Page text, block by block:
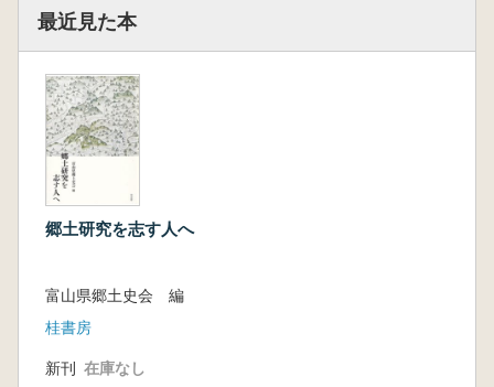
「明治三年の富山藩合寺事件」 栗三 直
隆…94
「裏日本」都市・富山の博覧会 ―一九三六
年開催富山市主催日満産業大博覧会について
― 尾島 志保…96
加越線から得た「縁」 木本 尚志…99
校章行脚 校章は地域の伝承文化財? 松
井 和子…101
私の郷土研究「富山県内における旧集落営の火
木間さんとの思い出 澤田 純三…108
「地名」から郷土を知る楽しさ 中葉 博
最近見た本
郷土研究を志す人へ
富山県郷土史会 編
桂書房
新刊 在庫なし